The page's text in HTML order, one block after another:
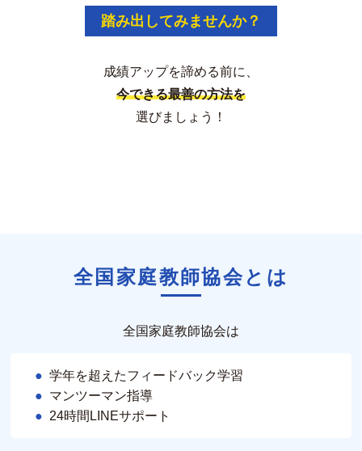
踏み出してみませんか？
成績アップを諦める前に、
今できる最善の方法を
選びましょう！
全国家庭教師協会とは
全国家庭教師協会は
学年を超えたフィードバック学習
マンツーマン指導
24時間LINEサポート